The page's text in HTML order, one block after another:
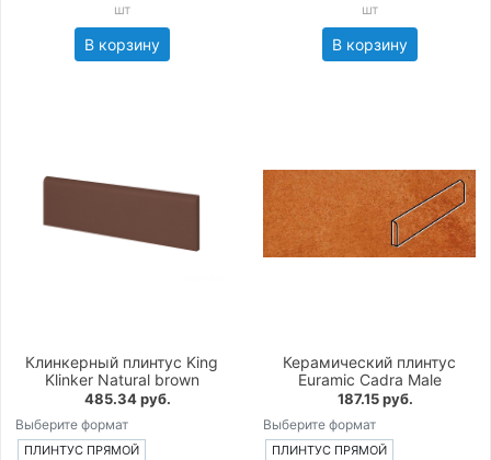
шт
В корзину
шт
В корзину
Клинкерный плинтус King
Klinker Natural brown
485.34 руб.
Выберите формат
ПЛИНТУС ПРЯМОЙ
Керамический плинтус
Euramic Cadra Male
187.15 руб.
Выберите формат
ПЛИНТУС ПРЯМОЙ